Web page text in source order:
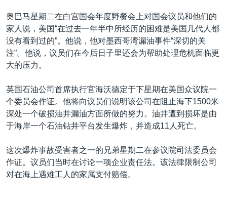
检
索
美洲
全球议题
劳工
环境
美中关系
美国建国250周年
埃博拉疫情
重要讲话与声明
台海两岸关系
关注西藏
关注新疆
中文广播
关注我们
其他语言网站
奥巴马星期二在白宫国会年度野餐会上对国会议员和他们的
家人说，美国“在过去一年半中所经历的困难是美国几代人都
没有看到过的”。他说，他对墨西哥湾漏油事件“深切的关
注”。他说，议员们在今后日子里还会为帮助处理危机面临更
大的压力。
英国石油公司首席执行官海沃德定于下星期在美国众议院一
个委员会作证。他将向议员们说明该公司在阻止海下1500米
深处一个破损油井漏油方面所做的努力。油井遭到损坏是由
于海岸一个石油钻井平台发生爆炸，并造成11人死亡。
这次爆炸事故受害者之一的兄弟星期二在参议院司法委员会
作证。议员们当时在讨论一项企业责任法。该法律限制公司
对在海上遇难工人的家属支付赔偿。